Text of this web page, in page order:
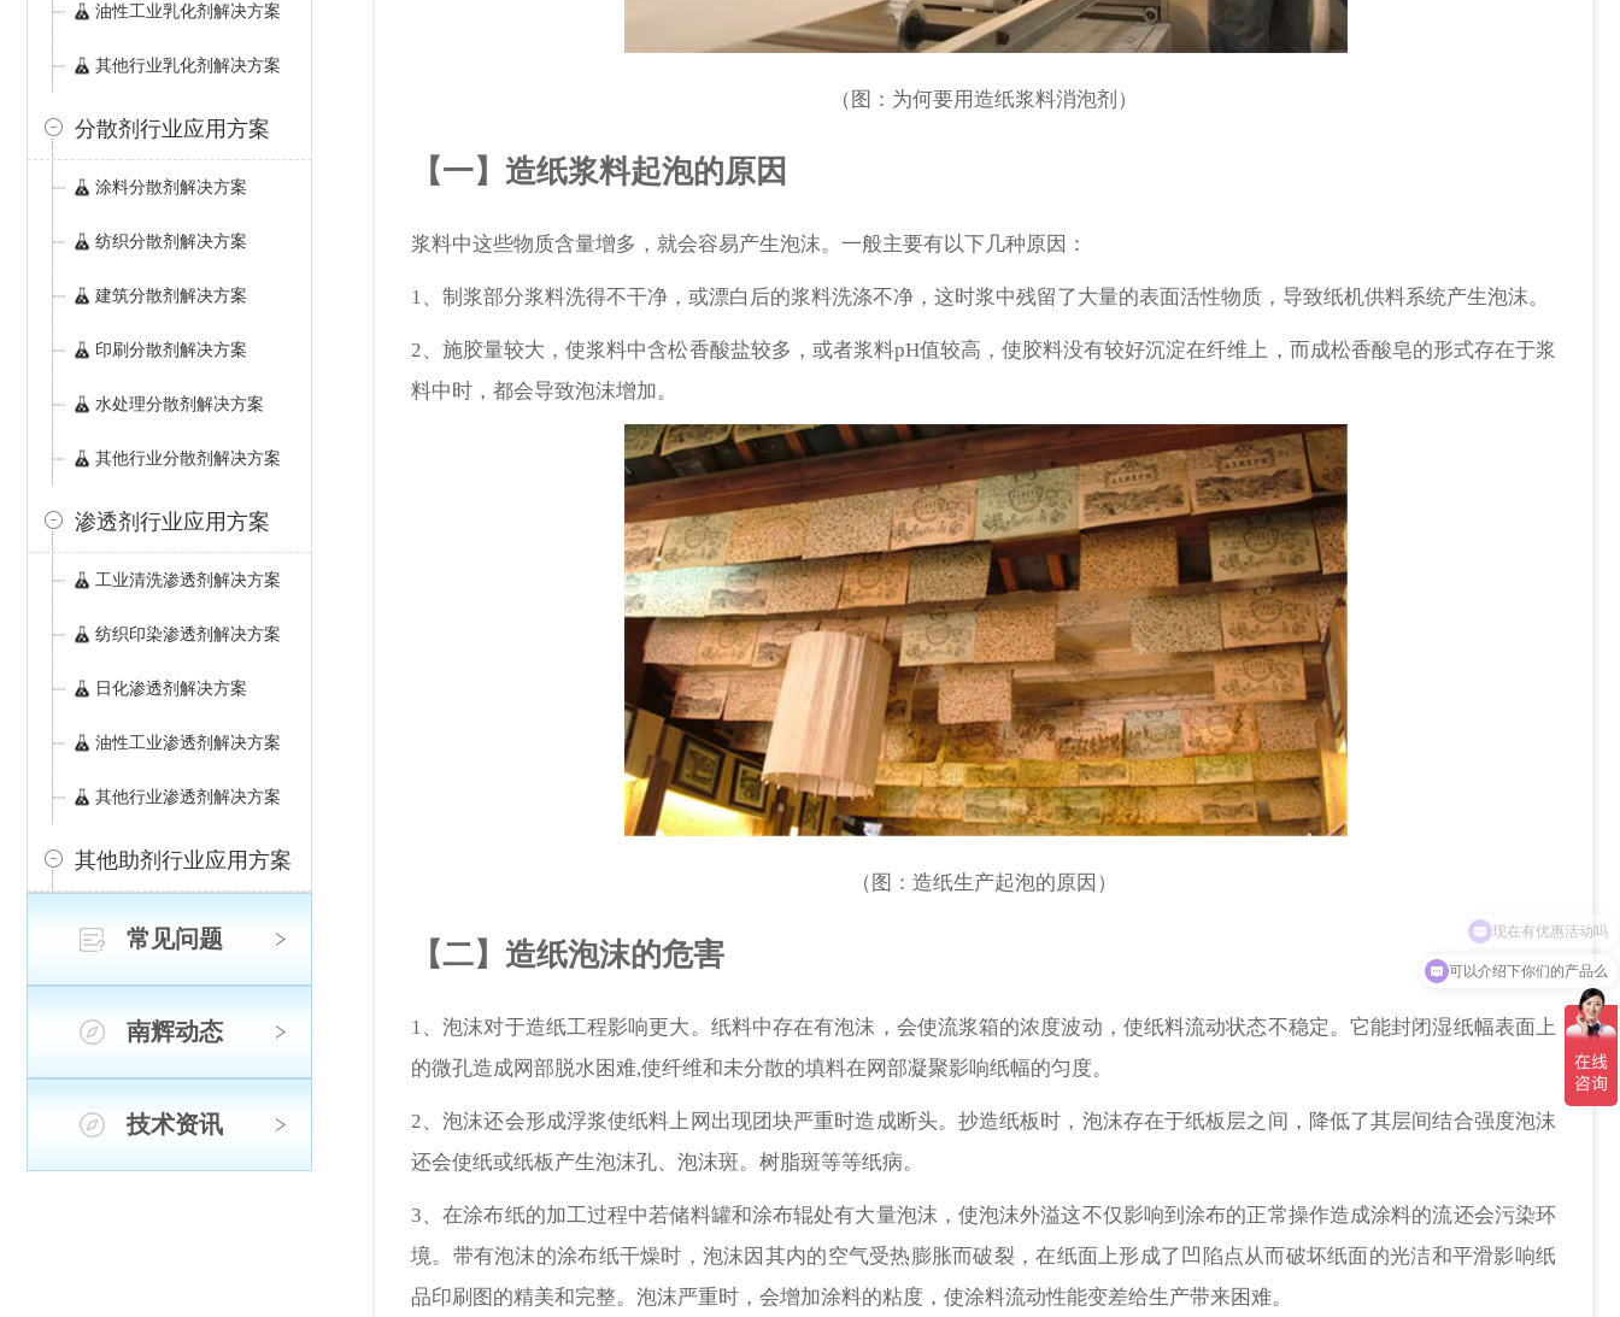
油性工业乳化剂解决方案
其他行业乳化剂解决方案
分散剂行业应用方案
涂料分散剂解决方案
纺织分散剂解决方案
建筑分散剂解决方案
印刷分散剂解决方案
水处理分散剂解决方案
其他行业分散剂解决方案
渗透剂行业应用方案
工业清洗渗透剂解决方案
纺织印染渗透剂解决方案
日化渗透剂解决方案
油性工业渗透剂解决方案
其他行业渗透剂解决方案
其他助剂行业应用方案
常见问题
南辉动态
技术资讯
（图：为何要用造纸浆料消泡剂）
【一】造纸浆料起泡的原因
浆料中这些物质含量增多，就会容易产生泡沫。一般主要有以下几种原因：
1、制浆部分浆料洗得不干净，或漂白后的浆料洗涤不净，这时浆中残留了大量的表面活性物质，导致纸机供料系统产生泡沫。
2、施胶量较大，使浆料中含松香酸盐较多，或者浆料pH值较高，使胶料没有较好沉淀在纤维上，而成松香酸皂的形式存在于浆
料中时，都会导致泡沫增加。
（图：造纸生产起泡的原因）
【二】造纸泡沫的危害
1、泡沫对于造纸工程影响更大。纸料中存在有泡沫，会使流浆箱的浓度波动，使纸料流动状态不稳定。它能封闭湿纸幅表面上
的微孔造成网部脱水困难,使纤维和未分散的填料在网部凝聚影响纸幅的匀度。
2、泡沫还会形成浮浆使纸料上网出现团块严重时造成断头。抄造纸板时，泡沫存在于纸板层之间，降低了其层间结合强度泡沫
还会使纸或纸板产生泡沫孔、泡沫斑。树脂斑等等纸病。
3、在涂布纸的加工过程中若储料罐和涂布辊处有大量泡沫，使泡沫外溢这不仅影响到涂布的正常操作造成涂料的流还会污染环
境。带有泡沫的涂布纸干燥时，泡沫因其内的空气受热膨胀而破裂，在纸面上形成了凹陷点从而破坏纸面的光洁和平滑影响纸
品印刷图的精美和完整。泡沫严重时，会增加涂料的粘度，使涂料流动性能变差给生产带来困难。
可以介绍下你们的产品么